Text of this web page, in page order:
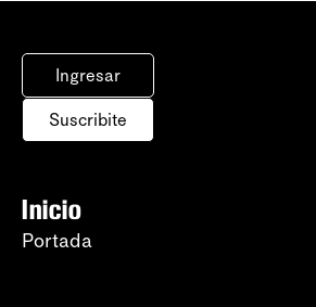
Ingresar
Suscribite
Inicio
Portada